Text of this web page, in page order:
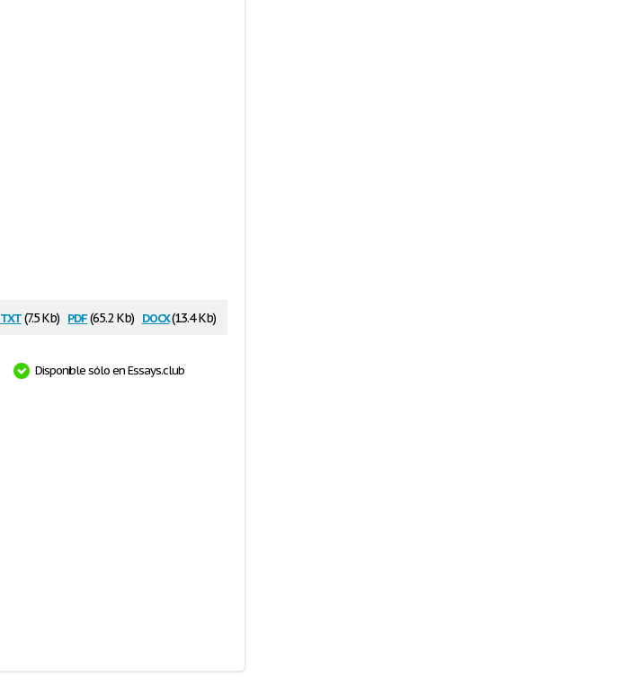
txt(7.5 Kb) pdf(65.2 Kb) docx(13.4 Kb)
Disponible sólo en Essays.club